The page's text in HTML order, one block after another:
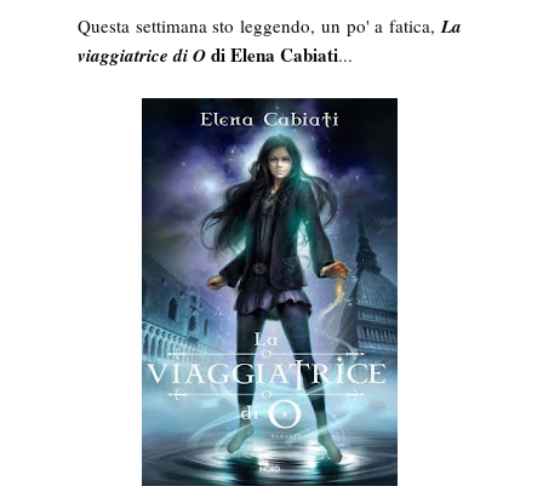
Questa settimana sto leggendo, un po' a fatica,La
viaggiatrice di Odi Elena Cabiati...